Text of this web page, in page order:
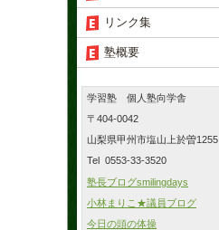
リンク集
塾概要
学習塾 個人塾向学舎
〒404-0042
山梨県甲州市塩山上於曽1255
Tel 0553-33-3520
塾長ブログsmilingdays
小林まりこ★議員ブログ
今日の頭の体操